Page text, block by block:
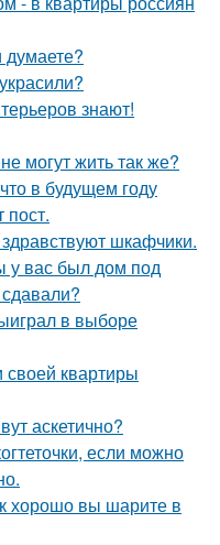
думаете?
знают!
могут жить так же?
в будущем году
пост.
шкафчики.
у вас был дом под
в выборе
квартиры
аскетично?
если можно
хорошо вы шарите в